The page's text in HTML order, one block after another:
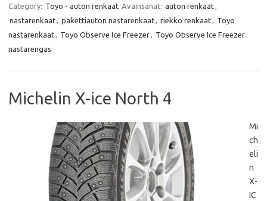
e
b
o
o
k
t
e
r
t
s
A
p
Category: Toyo - auton renkaat Avainsanat: auton renkaat
nastarenkaat
pakettiauton nastarenkaat riekko renkaat
Toyo
nastarenkaat
Toyo Observe Ice Freezer
Toyo Observe Ice Freezer
nastarengas
Michelin X-ice North 4
Mi
ch
eli
n
X-
IC